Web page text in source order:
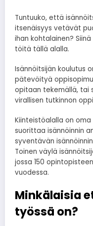
Tuntuuko, että
itsenäisyys vetävät
ihan kohtalainen?
töitä tällä alalla.
Isännöitsijän koulutus
pätevöityä
opitaan tekemällä, tai
virallisen tutkinnon
Kiinteistöalalla on oma
suorittaa isännöinnin
syventävän
Toinen väylä
jossa 150
vuodessa.
Minkälaisia
työssä on?